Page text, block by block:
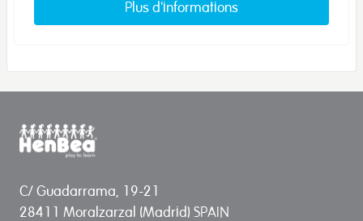
Plus d'informations
C/ Guadarrama, 19-21
28411 Moralzarzal (Madrid) SPAIN